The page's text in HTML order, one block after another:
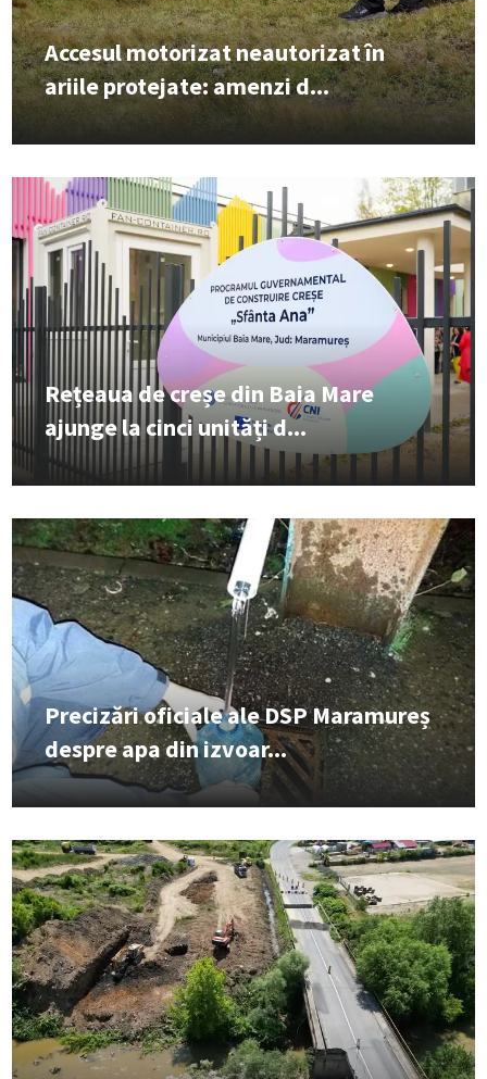
Accesul motorizat neautorizat în
ariile protejate: amenzi d...
Rețeaua de creșe din Baia Mare
ajunge la cinci unități d...
Precizări oficiale ale DSP Maramureș
despre apa din izvoar...